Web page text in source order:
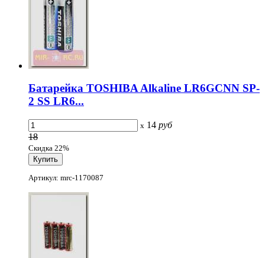
Батарейка TOSHIBA Alkaline LR6GCNN SP-
2 SS LR6...
x 14 руб
18
Скидка 22%
Артикул: mrc-1170087